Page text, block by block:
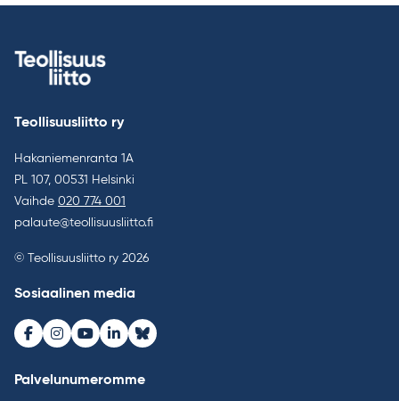
Teollisuusliitto ry
Hakaniemenranta 1A
PL 107, 00531 Helsinki
Vaihde 020 774 001
palaute@teollisuusliitto.fi
© Teollisuusliitto ry 2026
Sosiaalinen media
Facebook
Instagram
Youtube
LinkedInBluesky
Palvelunumeromme